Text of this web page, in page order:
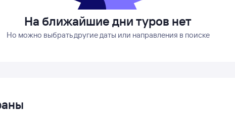
На ближайшие дни туров нет
Но можно выбрать другие даты или направления в поиске